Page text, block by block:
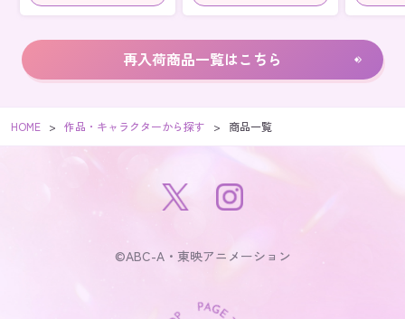
再入荷商品一覧はこちら
HOME 作品・キャラクターから探す 商品一覧
©ABC-A・東映アニメーション